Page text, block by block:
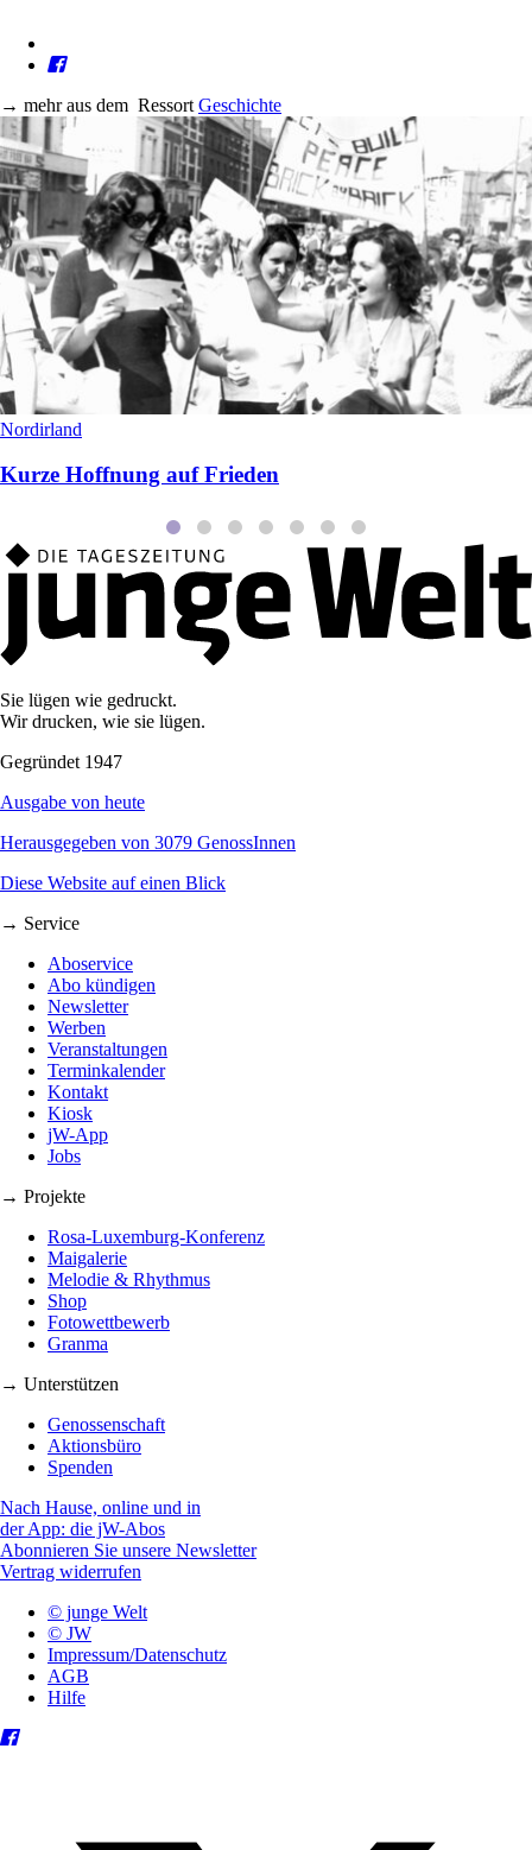
→ mehr aus dem Ressort Geschichte
Nordirland
Kurze Hoffnung auf Frieden
Sie lügen wie gedruckt.
Wir drucken, wie sie lügen.
Gegründet 1947
Ausgabe von heute
Herausgegeben von 3079 GenossInnen
Diese Website auf einen Blick
→ Service
Aboservice
Abo kündigen
Newsletter
Werben
Veranstaltungen
Terminkalender
Kontakt
Kiosk
jW-App
Jobs
→ Projekte
Rosa-Luxemburg-Konferenz
Maigalerie
Melodie & Rhythmus
Shop
Fotowettbewerb
Granma
→ Unterstützen
Genossenschaft
Aktionsbüro
Spenden
Nach Hause, online und in
der App: die jW-Abos
Abonnieren Sie unsere Newsletter
Vertrag widerrufen
© junge Welt
© JW
Impressum/Datenschutz
AGB
Hilfe